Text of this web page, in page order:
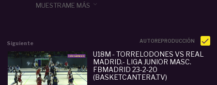
MUESTRAME MÁS 
Siguiente AUTOREPRODUCCIÓN
U18M - TORRELODONES VS REAL
MADRID.- LIGA JUNIOR MASC.
FBMADRID 23-2-20
(BASKETCANTERA.TV)